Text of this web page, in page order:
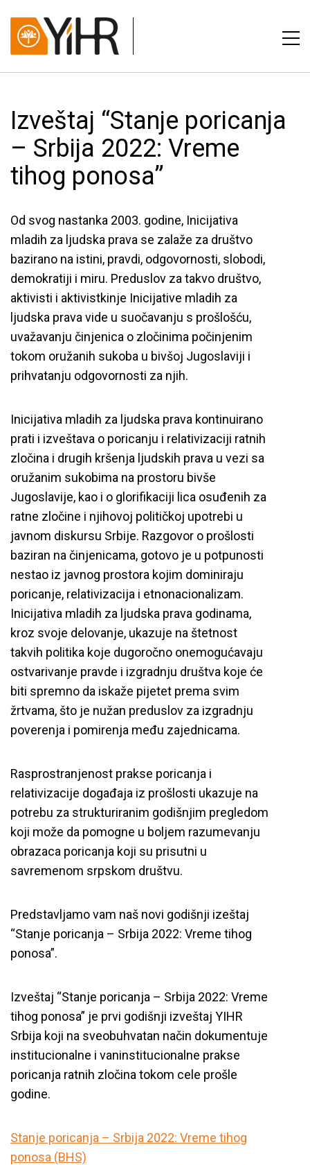
Izveštaj “Stanje poricanja
– Srbija 2022: Vreme
tihog ponosa”
Od svog nastanka 2003. godine, Inicijativa
mladih za ljudska prava se zalaže za društvo
bazirano na istini, pravdi, odgovornosti, slobodi,
demokratiji i miru. Preduslov za takvo društvo,
aktivisti i aktivistkinje Inicijative mladih za
ljudska prava vide u suočavanju s prošlošću,
uvažavanju činjenica o zločinima počinjenim
tokom oružanih sukoba u bivšoj Jugoslaviji i
prihvatanju odgovornosti za njih.
Inicijativa mladih za ljudska prava kontinuirano
prati i izveštava o poricanju i relativizaciji ratnih
zločina i drugih kršenja ljudskih prava u vezi sa
oružanim sukobima na prostoru bivše
Jugoslavije, kao i o glorifikaciji lica osuđenih za
ratne zločine i njihovoj političkoj upotrebi u
javnom diskursu Srbije. Razgovor o prošlosti
baziran na činjenicama, gotovo je u potpunosti
nestao iz javnog prostora kojim dominiraju
poricanje, relativizacija i etnonacionalizam.
Inicijativa mladih za ljudska prava godinama,
kroz svoje delovanje, ukazuje na štetnost
takvih politika koje dugoročno onemogućavaju
ostvarivanje pravde i izgradnju društva koje će
biti spremno da iskaže pijetet prema svim
žrtvama, što je nužan preduslov za izgradnju
poverenja i pomirenja među zajednicama.
Rasprostranjenost prakse poricanja i
relativizacije događaja iz prošlosti ukazuje na
potrebu za strukturiranim godišnjim pregledom
koji može da pomogne u boljem razumevanju
obrazaca poricanja koji su prisutni u
savremenom srpskom društvu.
Predstavljamo vam naš novi godišnji izeštaj
“Stanje poricanja – Srbija 2022: Vreme tihog
ponosa”.
Izveštaj “Stanje poricanja – Srbija 2022: Vreme
tihog ponosa” je prvi godišnji izveštaj YIHR
Srbija koji na sveobuhvatan način dokumentuje
institucionalne i vaninstitucionalne prakse
poricanja ratnih zločina tokom cele prošle
godine.
Stanje poricanja – Srbija 2022: Vreme tihog
ponosa (BHS)